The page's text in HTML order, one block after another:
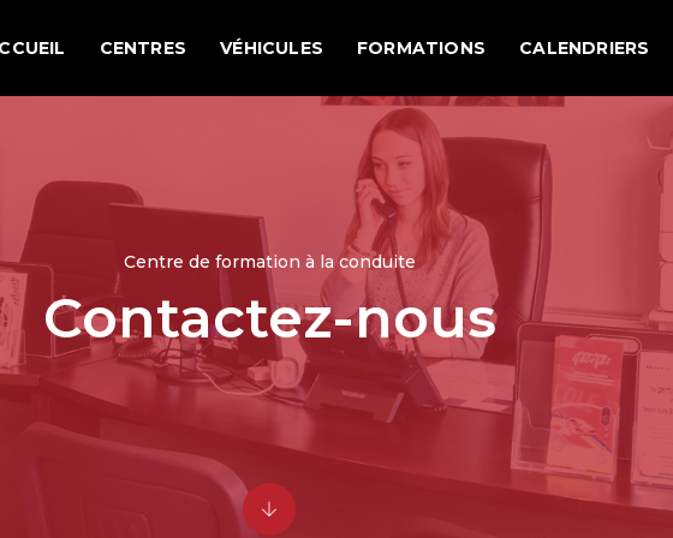
CENTRES VÉHICULES FORMATIONS CALENDRIERS
Centre de formation à la conduite
Contactez-nous